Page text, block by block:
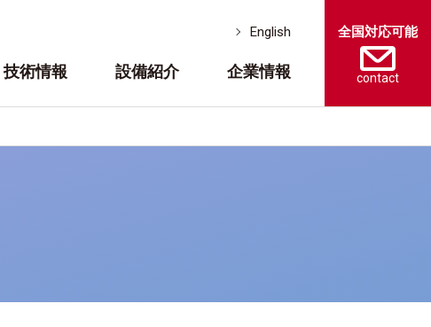
術情報 設備紹介 企業情報
English 全国対応可能
contact